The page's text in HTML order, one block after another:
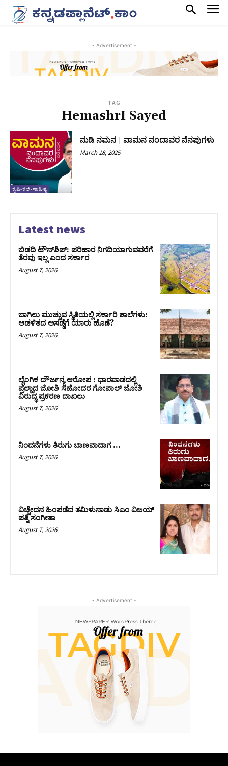
- Advertisement -
TAG
HemashrI Sayed
ಕೃಷಿ-ಕಲೆ-ಸಾಹಿತ್ಯ
ನುಡಿ ನಮನ | ವಾಮನ ನಂದಾವರ ನೆನಪುಗಳು
March 18, 2025
Latest news
ಬಿಡದಿ ಟೌನ್‌ಶಿಪ್‌: ಪರಿಹಾರ ನಿಗದಿಯಾಗುವವರೆಗೆ
ತೆರವು ಇಲ್ಲ ಎಂದ ಸರ್ಕಾರ
August 7, 2026
ಬಾಗಿಲು ಮುಚ್ಚುವ ಸ್ಥಿತಿಯಲ್ಲಿ ಸರ್ಕಾರಿ ಶಾಲೆಗಳು:
ಆಡಳಿತದ ಅಸಡ್ಡೆಗೆ ಯಾರು ಹೊಣೆ?
August 7, 2026
ಲೈಂಗಿಕ ದೌರ್ಜನ್ಯ ಆರೋಪ : ಧಾರವಾಡದಲ್ಲಿ
ಪ್ರಲ್ಹಾದ ಜೋಶಿ ಸಹೋದರ ಗೋಪಾಲ್ ಜೋಶಿ
ವಿರುದ್ಧ ಪ್ರಕರಣ ದಾಖಲು
August 7, 2026
ನಿಂದನೆಗಳು ತಿರುಗು ಬಾಣವಾದಾಗ …
August 7, 2026
ವಿಚ್ಚೇದನ ಹಿಂಪಡೆದ ತಮಿಳುನಾಡು ಸಿಎಂ ವಿಜಯ್‌
ಪತ್ನಿ ಸಂಗೀತಾ
August 7, 2026
- Advertisement -